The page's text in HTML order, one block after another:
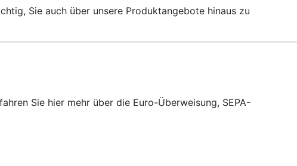
Sie auch über unsere Produktangebote hinaus zu
Sie hier mehr über die Euro-Überweisung, SEPA-